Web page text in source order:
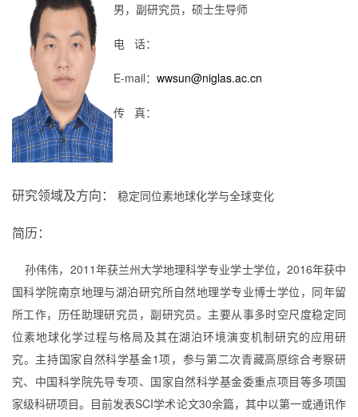
男，副研究员，硕士生导师
电 话：
E-mail： wwsun@niglas.ac.cn
传 真：
研究领域及方向： 稳定同位素地球化学与全球变化
简历：
孙伟伟，2011年获兰州大学地理科学专业学士学位，2016年获中
国科学院南京地理与湖泊研究所自然地理学专业博士学位，同年留
所工作，历任助理研究员，副研究员。主要从事多时空尺度稳定同
位素地球化学过程与格局及其在湖泊环境演变机制研究的应用研
究。 主持国家自然科学基金1项，参与第二次青藏高原综合考察研
究、 中国科学院先导专项、 国家自然科学基金委重点项目等多项国
家级科研项目。 目前发表SCI学术论文30余篇，其中以第一或通讯作